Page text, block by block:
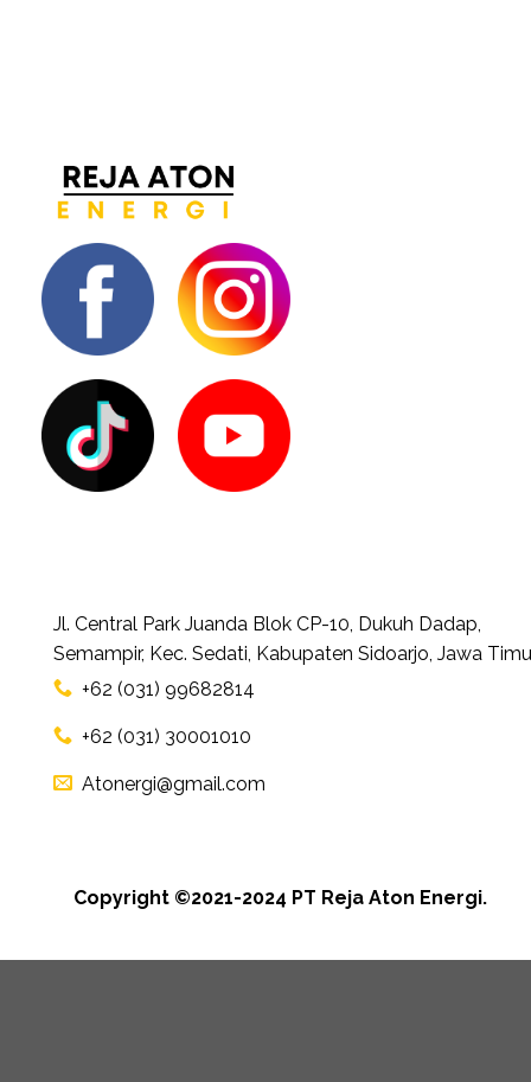
Jl. Central Park Juanda Blok CP-10, Dukuh Dadap,
Semampir, Kec. Sedati, Kabupaten Sidoarjo, Jawa
+62 (031) 99682814
+62 (031) 30001010
Atonergi@gmail.com
Copyright ©2021-2024 PT Reja Aton Energi.